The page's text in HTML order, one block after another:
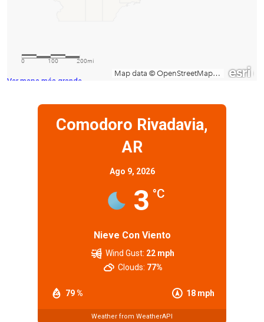
Ver mapa más grande
Comodoro Rivadavia,
AR
Ago 9, 2026
3 °C
Nieve Con Viento
79 % 18 mph
Wind Gust: 22 mph
Clouds: 77%
Weather from WeatherAPI